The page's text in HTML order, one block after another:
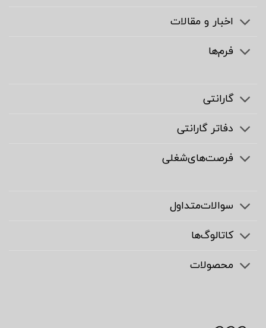
اخبار و مقالات
فرم‌ها
گارانتی
دفاتر گارانتی
فرصت‌های‌شغلی
سوالات‌متداول
کاتالوگ‌ها
محصولات